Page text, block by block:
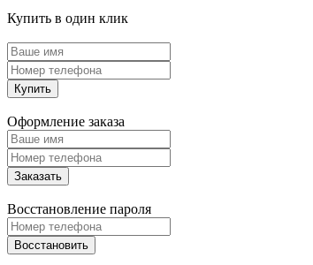
Купить в один клик
Купить
Оформление заказа
Заказать
Восстановление пароля
Восстановить